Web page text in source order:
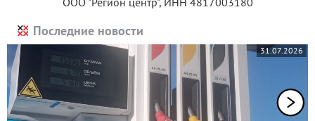
Последние новости
31.07.2026